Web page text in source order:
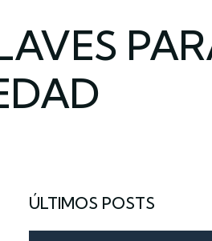
ÚLTIMOS POSTS